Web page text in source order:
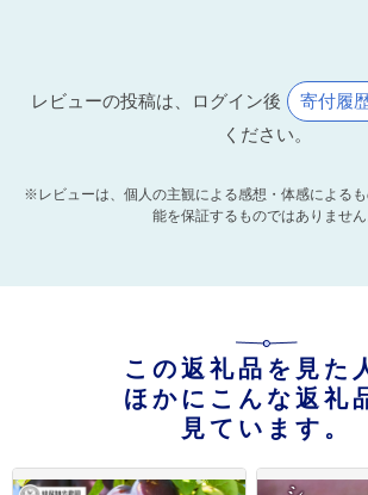
レビューの投稿は、ログイン後 寄付履
ください。
※レビューは、個人の主観による感想・体感による
能を保証するものではありません
この返礼品を見た
ほかにこんな返礼
見ています。